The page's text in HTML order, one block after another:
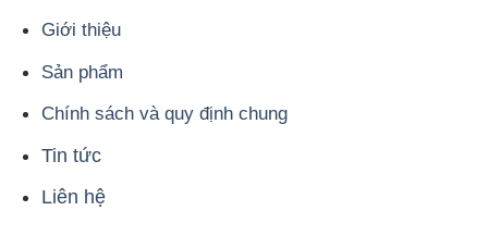
Giới thiệu
Sản phẩm
Chính sách và quy định chung
Tin tức
Liên hệ